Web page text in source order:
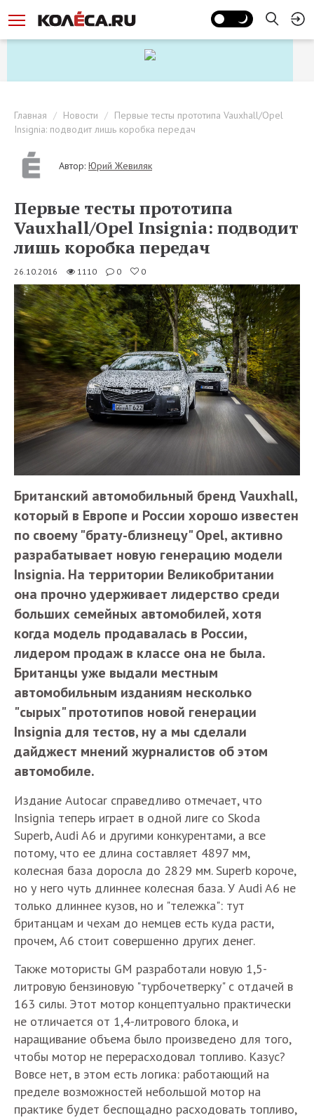
Главная Новости
Первые тесты прототипа Vauxhall/Opel
Insignia: подводит лишь коробка передач
Автор: Юрий Жевиляк
Первые тесты прототипа
Vauxhall/Opel Insignia: подводит
лишь коробка передач
26.10.2016 1110 0 0
Британский автомобильный бренд Vauxhall,
который в Европе и России хорошо известен
по своему "брату-близнецу" Opel, активно
разрабатывает новую генерацию модели
Insignia. На территории Великобритании
она прочно удерживает лидерство среди
больших семейных автомобилей, хотя
когда модель продавалась в России,
лидером продаж в классе она не была.
Британцы уже выдали местным
автомобильным изданиям несколько
"сырых" прототипов новой генерации
Insignia для тестов, ну а мы сделали
дайджест мнений журналистов об этом
автомобиле.
Издание Autocar справедливо отмечает, что
Insignia теперь играет в одной лиге со Skoda
Superb, Audi A6 и другими конкурентами, а все
потому, что ее длина составляет 4897 мм,
колесная база доросла до 2829 мм. Superb короче,
но у него чуть длиннее колесная база. У Audi A6 не
только длиннее кузов, но и "тележка": тут
британцам и чехам до немцев есть куда расти,
прочем, A6 стоит совершенно других денег.
Также мотористы GM разработали новую 1,5-
литровую бензиновую "турбочетверку" с отдачей в
163 силы. Этот мотор концептуально практически
не отличается от 1,4-литрового блока, и
наращивание объема было произведено для того,
чтобы мотор не перерасходовал топливо. Казус?
Вовсе нет, в этом есть логика: работающий на
пределе возможностей небольшой мотор на
практике будет беспощадно расходовать топливо,